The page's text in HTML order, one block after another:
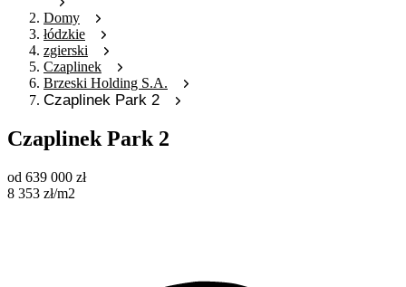
Domy
łódzkie
zgierski
Czaplinek
Brzeski Holding S.A.
Czaplinek Park 2
Czaplinek Park 2
od 639 000 zł
8 353 zł/m2